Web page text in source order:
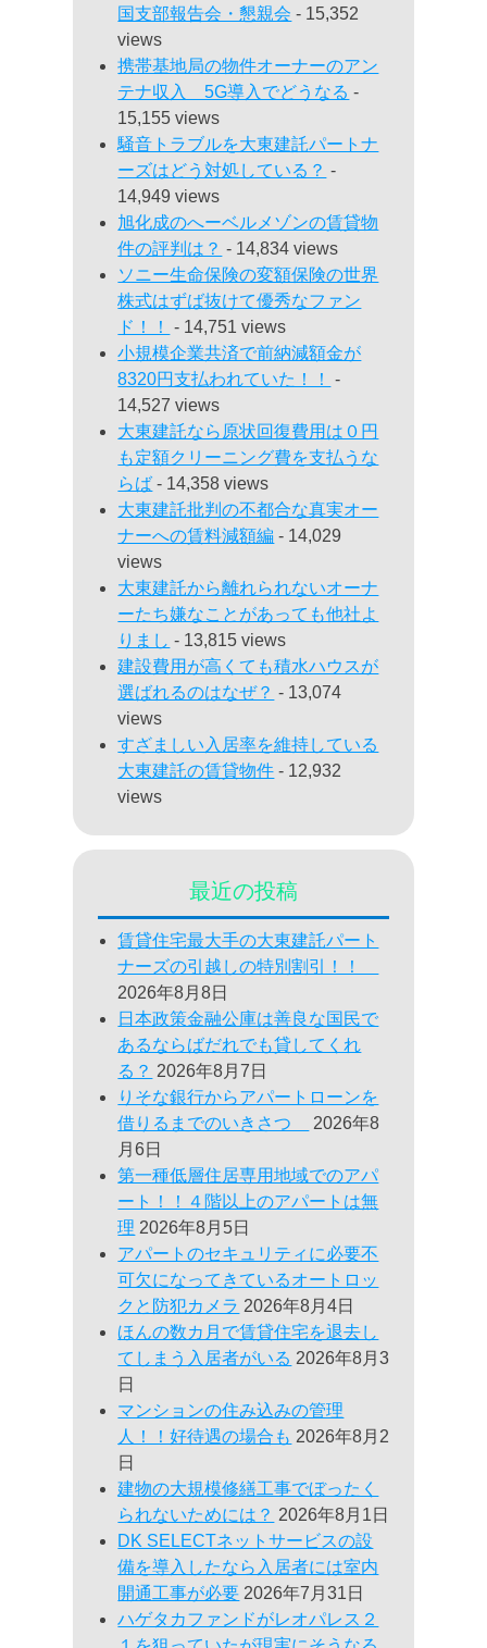
国支部報告会・懇親会 - 15,352
views
携帯基地局の物件オーナーのアン
テナ収入 5G導入でどうなる -
15,155 views
騒音トラブルを大東建託パートナ
ーズはどう対処している？ -
14,949 views
旭化成のへーベルメゾンの賃貸物
件の評判は？ - 14,834 views
ソニー生命保険の変額保険の世界
株式はずば抜けて優秀なファン
ド！！
- 14,751 views
小規模企業共済で前納減額金が
8320円支払われていた！！
-
14,527 views
大東建託なら原状回復費用は０円
も定額クリーニング費を支払うな
らば - 14,358 views
大東建託批判の不都合な真実オー
ナーへの賃料減額編 - 14,029
views
大東建託から離れられないオーナ
ーたち嫌なことがあっても他社よ
りまし - 13,815 views
建設費用が高くても積水ハウスが
選ばれるのはなぜ？ - 13,074
views
すざましい入居率を維持している
大東建託の賃貸物件 - 12,932
views
最近の投稿
賃貸住宅最大手の大東建託パート
ナーズの引越しの特別割引！！
2026年8月8日
日本政策金融公庫は善良な国民で
あるならばだれでも貸してくれ
る？ 2026年8月7日
りそな銀行からアパートローンを
借りるまでのいきさつ
2026年8
月6日
第一種低層住居専用地域でのアパ
ート！！４階以上のアパートは無
理 2026年8月5日
アパートのセキュリティに必要不
可欠になってきているオートロッ
クと防犯カメラ 2026年8月4日
ほんの数カ月で賃貸住宅を退去し
てしまう入居者がいる 2026年8月3
日
マンションの住み込みの管理
人！！好待遇の場合も 2026年8月2
日
建物の大規模修繕工事でぼったく
られないためには？ 2026年8月1日
DK SELECTネットサービスの設
備を導入したなら入居者には室内
開通工事が必要 2026年7月31日
ハゲタカファンドがレオパレス２